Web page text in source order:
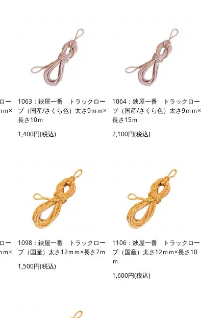
ー
ｍ×
1063：鋏屋一番 トラックロー
プ（国産/さくら色）太さ9ｍｍ×
長さ10ｍ
1,400円(税込)
1064：鋏屋一番 トラックロー
プ（国産/さくら色）太さ9ｍｍ×
長さ15ｍ
2,100円(税込)
ー
ｍ×
1098：鋏屋一番 トラックロー
プ（国産）太さ12ｍｍ×長さ7ｍ
1,500円(税込)
1106：鋏屋一番 トラックロー
プ（国産）太さ12ｍｍ×長さ10
ｍ
1,600円(税込)